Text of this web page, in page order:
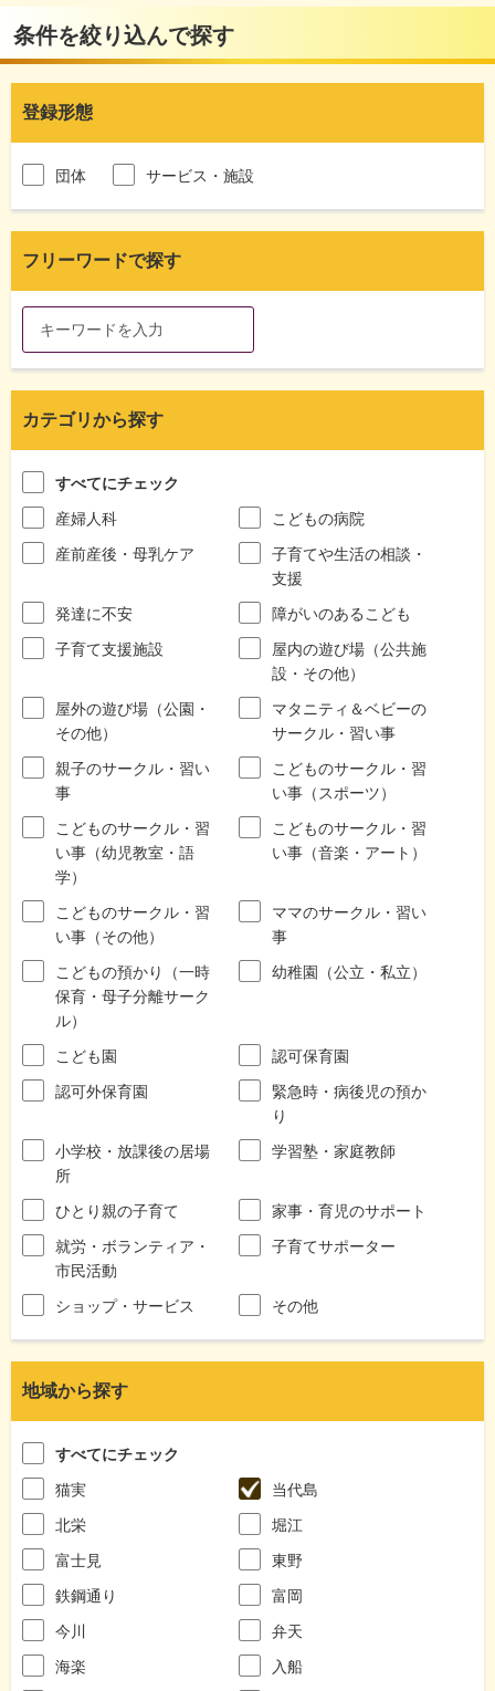
条件を絞り込んで探す
登録形態
団体 サービス・施設
フリーワードで探す
カテゴリから探す
すべてにチェック
産婦人科
こどもの病院
産前産後・母乳ケア
子育てや生活の相談・
支援
発達に不安
障がいのあるこども
子育て支援施設
屋内の遊び場（公共施
設・その他）
屋外の遊び場（公園・
その他）
マタニティ＆ベビーの
サークル・習い事
親子のサークル・習い
事
こどものサークル・習
い事（スポーツ）
こどものサークル・習
い事（幼児教室・語
学）
こどものサークル・習
い事（音楽・アート）
こどものサークル・習
い事（その他）
ママのサークル・習い
事
こどもの預かり（一時
保育・母子分離サーク
ル）
幼稚園（公立・私立）
こども園
認可保育園
認可外保育園
緊急時・病後児の預か
り
小学校・放課後の居場
所
学習塾・家庭教師
ひとり親の子育て
家事・育児のサポート
就労・ボランティア・
市民活動
子育てサポーター
ショップ・サービス その他
地域から探す
すべてにチェック
猫実
当代島
北栄
堀江
富士見
東野
鉄鋼通り
富岡
今川
弁天
海楽
入船